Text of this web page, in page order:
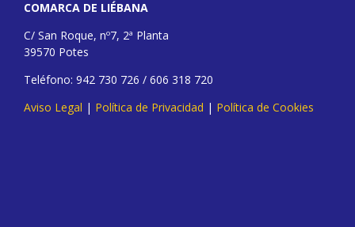
COMARCA DE LIÉBANA
C/ San Roque, nº7, 2ª Planta
39570 Potes
Teléfono: 942 730 726 / 606 318 720
Aviso Legal | Política de Privacidad | Política de Cookies